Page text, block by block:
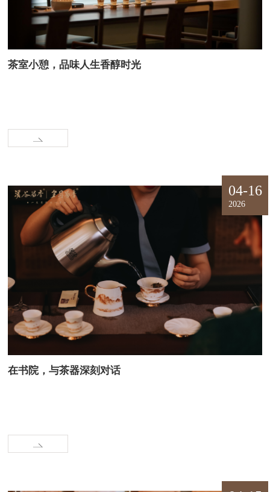
茶室小憩，品味人生香醇时光
04-16
2026
在书院，与茶器深刻对话